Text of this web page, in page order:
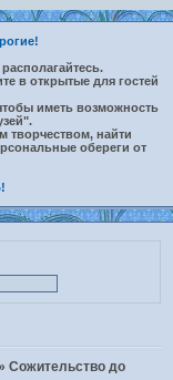
в открытые для гостей
иметь возможность
творчеством, найти
обереги от
Сожительство до